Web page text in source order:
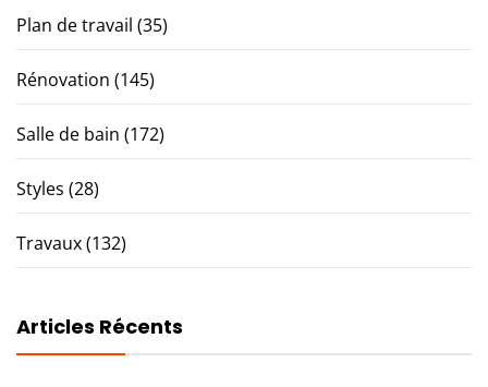
Plan de travail (35)
Rénovation (145)
Salle de bain (172)
Styles (28)
Travaux(132)
Articles Récents